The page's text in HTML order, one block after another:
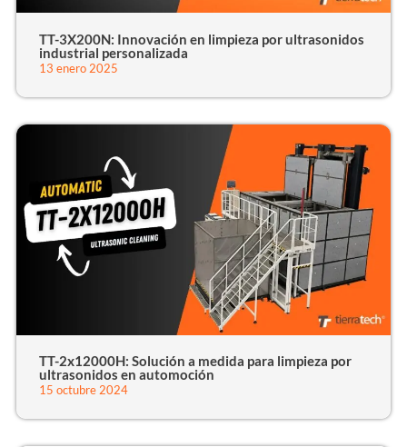
TT-3X200N: Innovación en limpieza por ultrasonidos
industrial personalizada
13 enero 2025
TT-2x12000H: Solución a medida para limpieza por
ultrasonidos en automoción
15 octubre 2024